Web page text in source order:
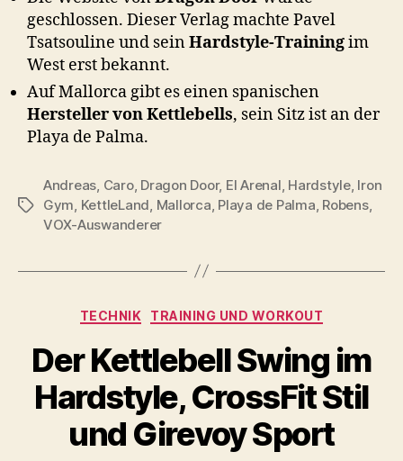
geschlossen. Dieser Verlag machte Pavel
Tsatsouline und seinHardstyle-Trainingim
West erst bekannt.
Auf Mallorca gibt es einen spanischen
Hersteller von Kettlebells, sein Sitz ist an der
Playa de Palma.
Schlagwörter
Andreas Caro, Dragon Door, El Arenal Hardstyle, Iron
Gym KettleLand Mallorca Playa de Palma Robens,
VOX-Auswanderer
Kategorien
TECHNIK TRAINING UND WORKOUT
Der Kettlebell Swing im
Hardstyle, CrossFit Stil
und Girevoy Sport
V
o
n
b
-